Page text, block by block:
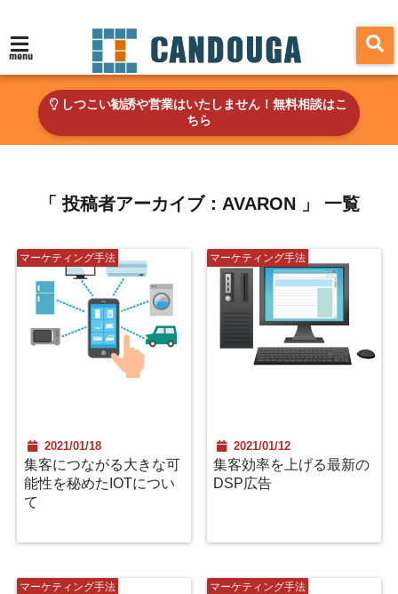
menu
しつこい勧誘や営業はいたしません！無料相談はこ
ちら
「 投稿者アーカイブ：AVARON 」 一覧
マーケティング手法
2021/01/18
集客につながる大きな可
能性を秘めたIOTについ
て
マーケティング手法
2021/01/12
集客効率を上げる最新の
DSP広告
マーケティング手法 マーケティング手法